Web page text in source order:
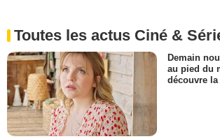
Toutes les actus Ciné &
Demain
au pied du
découvre